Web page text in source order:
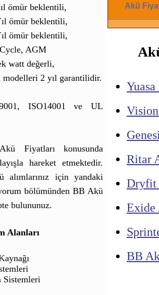
ömür beklentili,
ömür beklentili,
ömür beklentili,
AGM
watt değerli,
2 yıl garantilidir.
ISO14001 ve UL
Fiyatları konusunda
hareket etmektedir.
alımlarınız için yandaki
bölümünden BB Akü
bulununuz.
Alanları
Sistemleri
Akü
Ritar
Dryfit
Exide
BB